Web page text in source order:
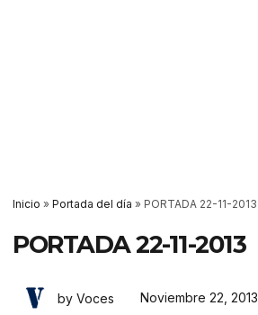
Inicio » Portada del día » PORTADA 22-11-2013
PORTADA 22-11-2013
by Voces Noviembre 22, 2013